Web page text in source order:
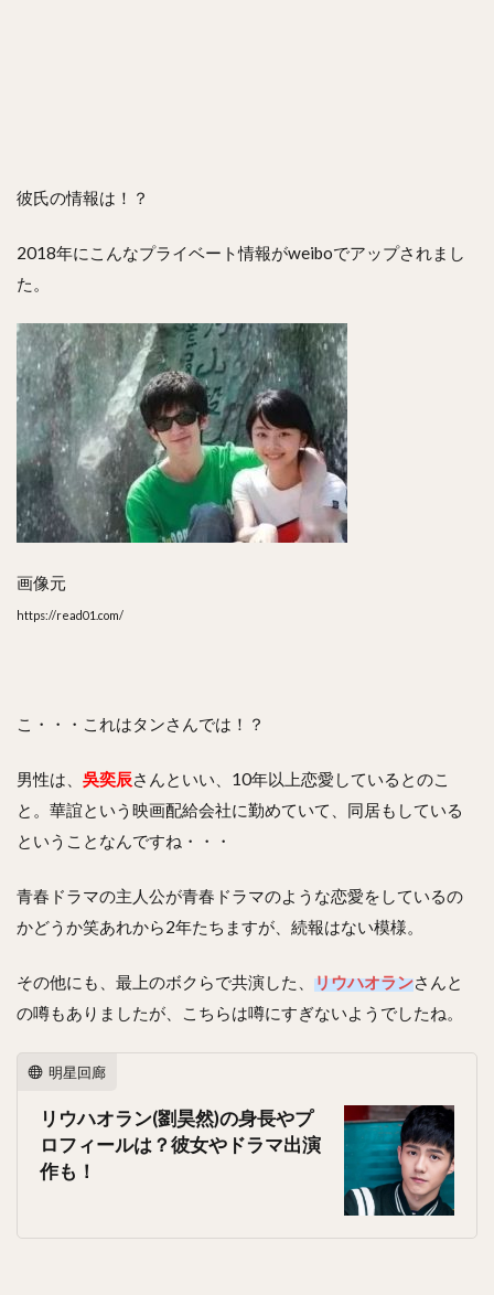
彼氏の情報は！？
2018年にこんなプライベート情報がweiboでアップされまし
た。
画像元
https://read01.com/
こ・・・これはタンさんでは！？
男性は、 吳奕辰さんといい、10年以上恋愛しているとのこ
と。華誼という映画配給会社に勤めていて、同居もしている
ということなんですね・・・
青春ドラマの主人公が青春ドラマのような恋愛をしているの
かどうか笑あれから2年たちますが、続報はない模様。
その他にも、最上のボクらで共演した、 リウハオランさんと
の噂もありましたが、こちらは噂にすぎないようでしたね。
明星回廊
リウハオラン(劉昊然)の身長やプ
ロフィールは？彼女やドラマ出演
作も！